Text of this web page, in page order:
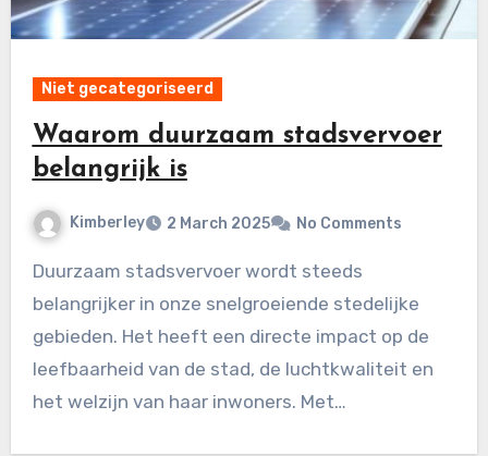
Niet gecategoriseerd
Waarom duurzaam stadsvervoer
belangrijk is
Kimberley 2 March 2025 No Comments
Duurzaam stadsvervoer wordt steeds
belangrijker in onze snelgroeiende stedelijke
gebieden. Het heeft een directe impact op de
leefbaarheid van de stad, de luchtkwaliteit en
het welzijn van haar inwoners. Met…